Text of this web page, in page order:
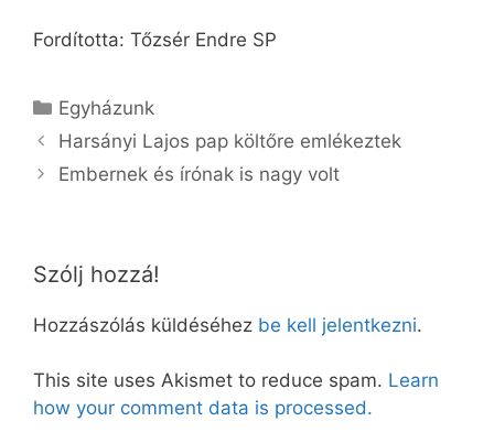
Fordította: Tőzsér Endre SP
Kategória
Egyházunk
Harsányi Lajos pap költőre emlékeztek
Embernek és írónak is nagy volt
Szólj hozzá!
Hozzászólás küldéséhez be kell jelentkezni.
This site uses Akismet to reduce spam. Learn
how your comment data is processed.